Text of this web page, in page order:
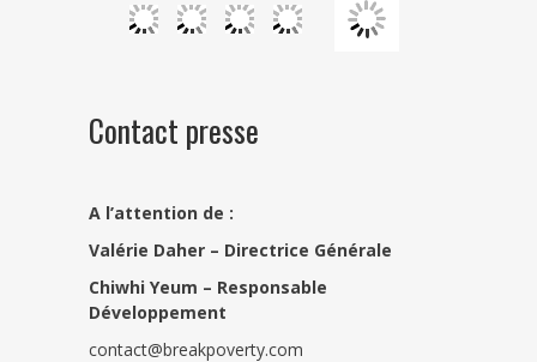
Contact presse
A l’attention de :
Valérie Daher – Directrice Générale
Chiwhi Yeum – Responsable
Développement
contact@breakpoverty.com